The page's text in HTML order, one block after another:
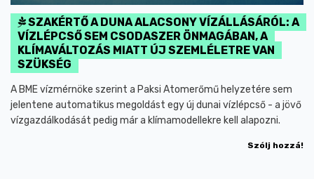
SZAKÉRTŐ A DUNA ALACSONY VÍZÁLLÁSÁRÓL: A
VÍZLÉPCSŐ SEM CSODASZER ÖNMAGÁBAN, A
KLÍMAVÁLTOZÁS MIATT ÚJ SZEMLÉLETRE VAN
SZÜKSÉG
A BME vízmérnöke szerint a Paksi Atomerőmű helyzetére sem
jelentene automatikus megoldást egy új dunai vízlépcső - a jövő
vízgazdálkodását pedig már a klímamodellekre kell alapozni.
Szólj hozzá!